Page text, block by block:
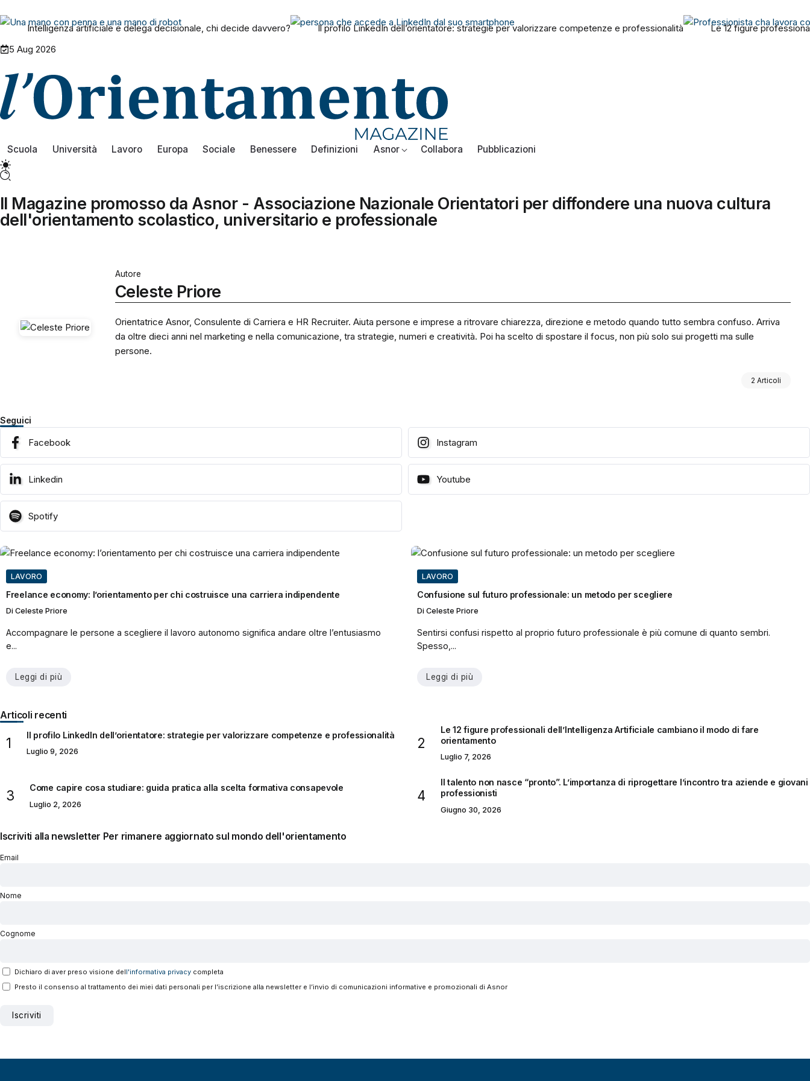
Intelligenza artificiale e delega decisionale, chi decide davvero? Il profilo LinkedIn dell’orientatore: strategie per valorizzare competenze e professionalità
Le 12 figure
5 Aug 2026
Scuola Università Lavoro Europa Sociale Benessere Definizioni Asnor Collabora Pubblicazioni
Il Magazine promosso da Asnor - Associazione Nazionale Orientatori per diffondere una nuova cultura
dell'orientamento scolastico, universitario e professionale
Autore
Celeste Priore
Orientatrice Asnor, Consulente di Carriera e HR Recruiter. Aiuta persone e imprese a ritrovare chiarezza, direzione e metodo quando tutto sembra confuso. Arriva
da oltre dieci anni nel marketing e nella comunicazione, tra strategie, numeri e creatività. Poi ha scelto di spostare il focus, non più solo sui progetti ma sulle
persone.
2 Articoli
Seguici
Facebook Instagram
Linkedin Youtube
Spotify
LAVORO
Freelance economy: l’orientamento per chi costruisce una carriera indipendente
Di Celeste Priore
Accompagnare le persone a scegliere il lavoro autonomo significa andare oltre l’entusiasmo
e...
Leggi di più
LAVORO
Confusione sul futuro professionale: un metodo per scegliere
Di Celeste Priore
Sentirsi confusi rispetto al proprio futuro professionale è più comune di quanto sembri.
Spesso,...
Leggi di più
Articoli recenti
Il profilo LinkedIn dell’orientatore: strategie per valorizzare competenze e professionalità
Luglio 9, 2026
Le 12 figure professionali dell’Intelligenza Artificiale cambiano il modo di fare
orientamento
Luglio 7, 2026
Come capire cosa studiare: guida pratica alla scelta formativa consapevole
Luglio 2, 2026
Il talento non nasce “pronto”. L’importanza di riprogettare l’incontro tra aziende e giovani
professionisti
Giugno 30, 2026
Iscriviti alla newsletter Per rimanere aggiornato sul mondo dell'orientamento
Email
Nome
Cognome
Dichiaro di aver preso visione dell'informativa privacy completa
Presto il consenso al trattamento dei miei dati personali per l’iscrizione alla newsletter e l’invio di comunicazioni informative e promozionali di Asnor